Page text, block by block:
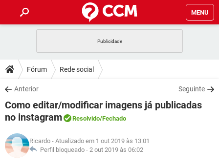
MENU
CELULAR
OUTLOOK
INSTAGRAM GMAIL
GUIA DE COMPRAS
DICAS
JOGOS
OUTLOOK
GUIA DE COMPRAS
DOWNLOADS
JOGOS WHATSAPP
CELULAR FACEBOOK
OUTLOOK EXCEL
INSTAGRAM
FÓRUM
CELULAR FACEBOOK
GLOSSÁRIO
JOGOS
Fórum Rede social
Anterior Seguinte
Como editar/modificar imagens já publicadas
no instagram
Resolvido/Fechado
Ricardo - Atualizado em 1 out 2019 às 13:01
Perfil bloqueado - 2 out 2019 às 06:02